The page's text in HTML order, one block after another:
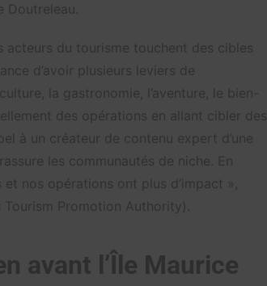
acteurs du tourisme touchent des cibles
d’avoir plusieurs leviers de
la gastronomie, l’aventure, le bien-
des opérations en allant cibler des
à un créateur de contenu expert d’une
les communautés de niche. En
nos opérations ont plus d’impact »,
Promotion Authority).
avant l’Île Maurice